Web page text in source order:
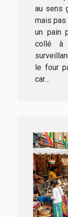
au sens
mais pas
un pain
collé à
le four
car...